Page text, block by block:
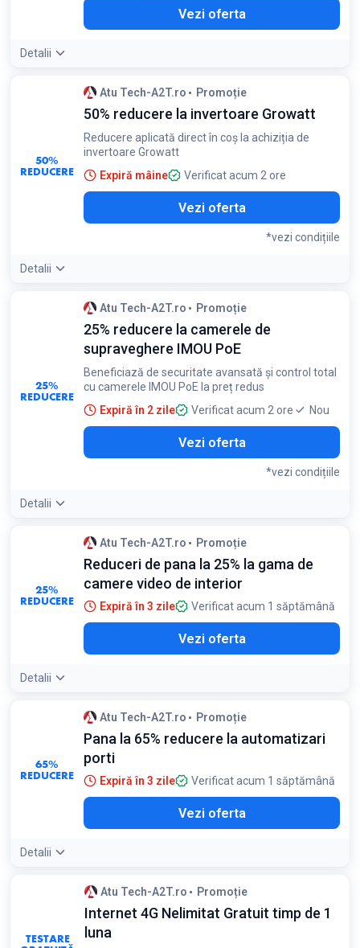
Vezi oferta
Detalii
50%
REDUCERE
Atu Tech-A2T.ro Promoție
50% reducere la invertoare Growatt
Reducere aplicată direct în coș la achiziția de
invertoare Growatt
Expiră mâine
Verificat acum 2 ore
Vezi oferta
*vezi condițiile
Detalii
Promoție valabilă în limita stocului disponibil
25%
REDUCERE
Atu Tech-A2T.ro Promoție
25% reducere la camerele de
supraveghere IMOU PoE
Beneficiază de securitate avansată și control total
cu camerele IMOU PoE la preț redus
Expiră în 2 zile
Verificat acum 2 ore Nou
Vezi oferta
*vezi condițiile
Detalii
Promoția este valabilă în limita stocului
25%
REDUCERE
Atu Tech-A2T.ro Promoție
Reduceri de pana la 25% la gama de
camere video de interior
Expiră în 3 zile Verificat acum 1 săptămână
Vezi oferta
Detalii
65%
REDUCERE
Atu Tech-A2T.ro Promoție
Pana la 65% reducere la automatizari
porti
Expiră în 3 zile Verificat acum 1 săptămână
Vezi oferta
Detalii
TESTARE
Atu Tech-A2T.ro Promoție
Internet 4G Nelimitat Gratuit timp de 1
luna